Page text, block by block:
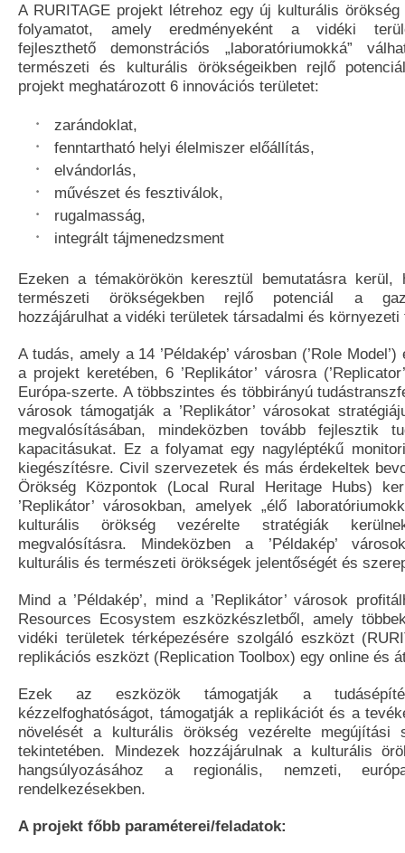
A RURITAGE projekt létrehoz egy új kulturális
folyamatot, amely eredményeként a vidéki
fejleszthető demonstrációs „laboratóriumokká”
természeti és kulturális örökségeikben rejlő
projekt meghatározott 6 innovációs területet:
zarándoklat,
fenntartható helyi élelmiszer előállítás,
elvándorlás,
művészet és fesztiválok,
rugalmasság,
integrált tájmenedzsment
Ezeken a témakörökön keresztül bemutatásra
természeti örökségekben rejlő potenciál a
hozzájárulhat a vidéki területek társadalmi és környezeti
A tudás, amely a 14 ’Példakép’ városban (’Role
a projekt keretében, 6 ’Replikátor’ városra
Európa-szerte. A többszintes és többirányú
városok támogatják a ’Replikátor’ városokat
megvalósításában, mindeközben tovább fejlesztik
kapacitásukat. Ez a folyamat egy nagyléptékű
kiegészítésre. Civil szervezetek és más érdekeltek
Örökség Központok (Local Rural Heritage Hubs)
’Replikátor’ városokban, amelyek „élő
kulturális örökség vezérelte stratégiák
megvalósításra. Mindeközben a ’Példakép’
kulturális és természeti örökségek jelentőségét és
Mind a ’Példakép’, mind a ’Replikátor’ városok
Resources Ecosystem eszközkészletből, amely
vidéki területek térképezésére szolgáló eszközt
replikációs eszközt (Replication Toolbox) egy online és
Ezek az eszközök támogatják a
kézzelfoghatóságot, támogatják a replikációt és a
növelését a kulturális örökség vezérelte megújítási
tekintetében. Mindezek hozzájárulnak a kulturális
hangsúlyozásához a regionális, nemzeti,
rendelkezésekben.
A projekt főbb paraméterei/feladatok: